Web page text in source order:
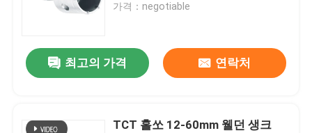
공장 여행
가격：negotiable
최고의 가격 연락처
TCT 홀쏘 12-60mm 웰던 생크